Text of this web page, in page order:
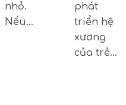
nhỏ.
Nếu…
phát
triển hệ
xương
của trẻ…